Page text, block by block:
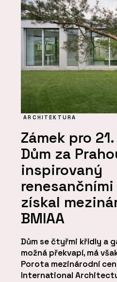
ARCHITEKTURA
Zámek pro
Dům za
inspirovaný
získal
BMIAA
Dům se čtyřmi křídly a
možná překvapí, má
Porota mezinárodní
International